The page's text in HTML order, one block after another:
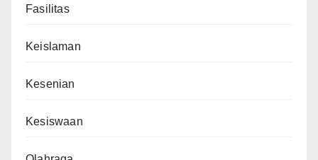
Fasilitas
Keislaman
Kesenian
Kesiswaan